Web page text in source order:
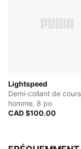
Lightspeed
Demi-collant de
homme, 8 po
CAD $100.00